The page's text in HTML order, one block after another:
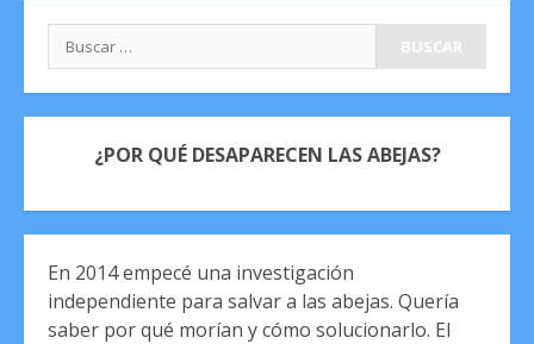
Buscar:
¿POR QUÉ DESAPARECEN LAS ABEJAS?
En 2014 empecé una investigación
independiente para salvar a las abejas. Quería
saber por qué morían y cómo solucionarlo. El